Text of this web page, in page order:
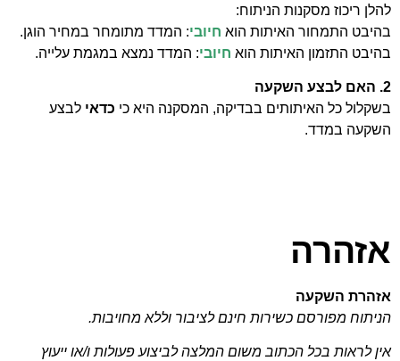
להלן ריכוז מסקנות הניתוח:
בהיבט התמחור האיתות הוא חיובי: המדד מתומחר במחיר הוגן.
בהיבט התזמון האיתות הוא חיובי: המדד נמצא במגמת עלייה.
2. האם לבצע השקעה
בשקלול כל האיתותים בבדיקה, המסקנה היא כי כדאי לבצע
השקעה במדד.
אזהרה
אזהרת השקעה
הניתוח מפורסם כשירות חינם לציבור וללא מחויבות.
אין לראות בכל הכתוב משום המלצה לביצוע פעולות ו/או ייעוץ